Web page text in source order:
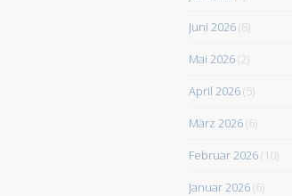
Juni 2026(8)
Mai 2026(2)
April 2026(5)
März 2026(6)
Februar 2026(10)
Januar 2026(6)